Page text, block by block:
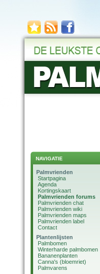
NAVIGATIE
Palmvrienden
Startpagina
Agenda
Kortingskaart
Palmvrienden forums
Palmvrienden chat
Palmvrienden wiki
Palmvrienden maps
Palmvrienden label
Contact
Plantenlijsten
Palmbomen
Winterharde palmbomen
Bananenplanten
Canna's (bloemriet)
Palmvarens